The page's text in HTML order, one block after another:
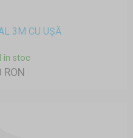
3M CU UȘĂ
în stoc